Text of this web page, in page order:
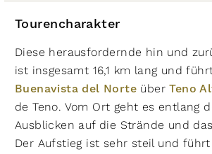
Tourencharakter
Diese herausfordernde hin und
ist insgesamt 16,1 km lang und
Buenavista del Norte überTeno
de Teno. Vom Ort geht es entlang
Ausblicken auf die Strände und
Der Aufstieg ist sehr steil und